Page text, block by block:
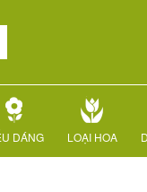
DÁNG LOẠI HOA